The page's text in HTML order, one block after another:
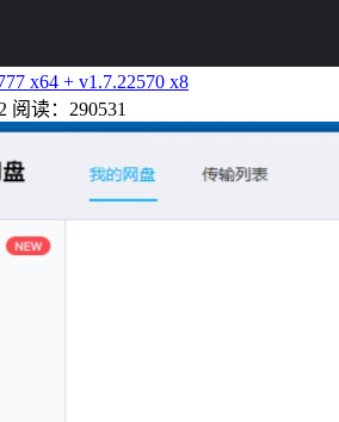
x64 + v1.7.22570 x8
阅读：290531